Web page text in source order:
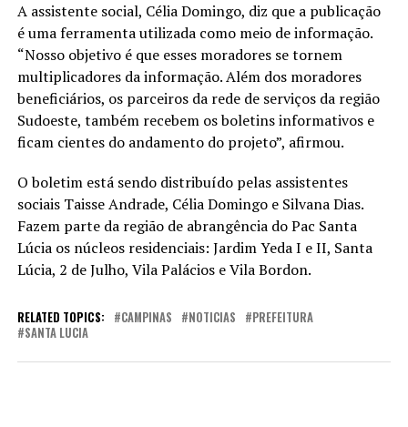
A assistente social, Célia Domingo, diz que a publicação
é uma ferramenta utilizada como meio de informação.
“Nosso objetivo é que esses moradores se tornem
multiplicadores da informação. Além dos moradores
beneficiários, os parceiros da rede de serviços da região
Sudoeste, também recebem os boletins informativos e
ficam cientes do andamento do projeto”, afirmou.
O boletim está sendo distribuído pelas assistentes
sociais Taisse Andrade, Célia Domingo e Silvana Dias.
Fazem parte da região de abrangência do Pac Santa
Lúcia os núcleos residenciais: Jardim Yeda I e II, Santa
Lúcia, 2 de Julho, Vila Palácios e Vila Bordon.
RELATED TOPICS: CAMPINAS NOTICIAS
PREFEITURA
SANTA LUCIA